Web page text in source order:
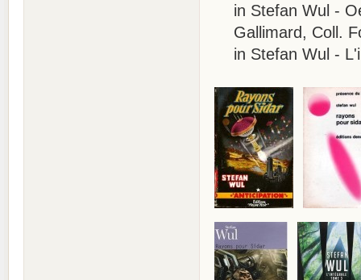
in Stefan Wul -
Gallimard, Coll.
in Stefan Wul -